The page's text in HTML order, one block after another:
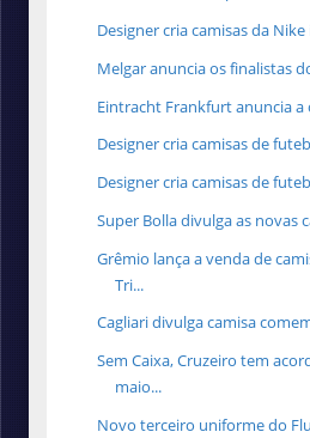
Designer cria camisas da
Melgar anuncia os finalistas
Eintracht Frankfurt anuncia a
Designer cria camisas de
Designer cria camisas de
Super Bolla divulga as novas
Grêmio lança a venda de
Tri...
Cagliari divulga camisa
Sem Caixa, Cruzeiro tem
maio...
Novo terceiro uniforme do